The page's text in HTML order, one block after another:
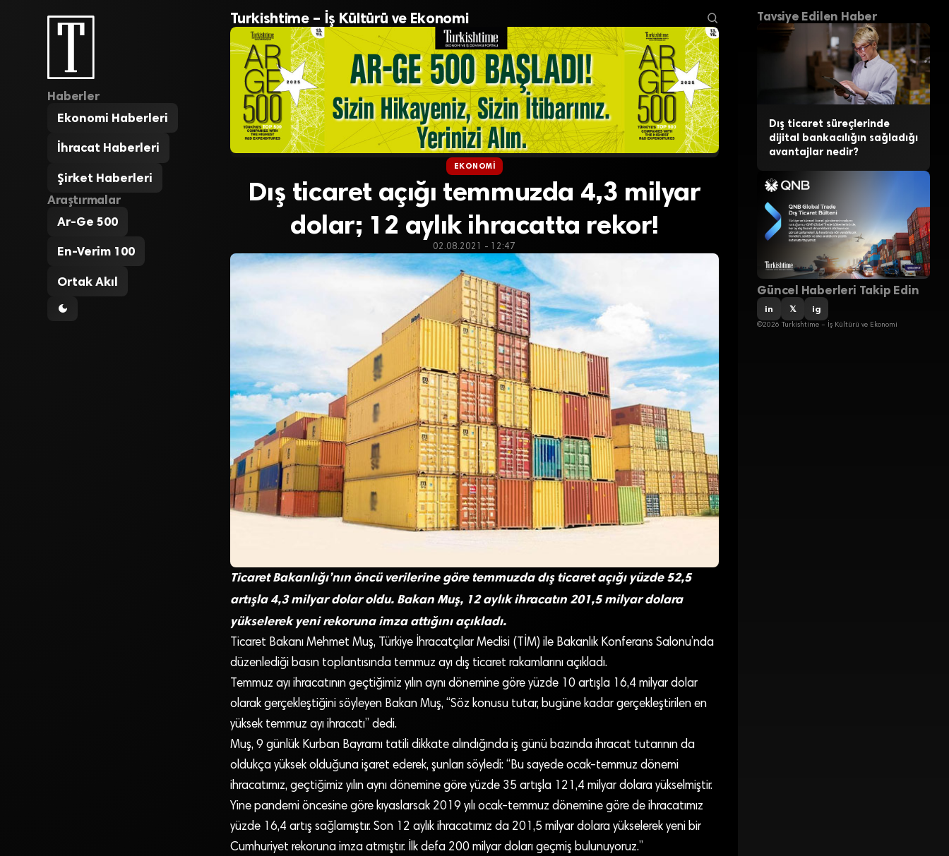
Haberler
Ekonomi Haberleri
İhracat Haberleri
Şirket Haberleri
Araştırmalar
Ar-Ge 500
En-Verim 100
Ortak Akıl
Turkishtime – İş Kültürü ve Ekonomi
EKONOMI
Dış ticaret açığı temmuzda 4,3 milyar
dolar; 12 aylık ihracatta rekor!
02.08.2021 - 12:47
Ticaret Bakanlığı’nın öncü verilerine göre temmuzda dış ticaret açığı yüzde 52,5
artışla 4,3 milyar dolar oldu. Bakan Muş, 12 aylık ihracatın 201,5 milyar dolara
yükselerek yeni rekoruna imza attığını açıkladı.
Ticaret Bakanı Mehmet Muş, Türkiye İhracatçılar Meclisi (TİM) ile Bakanlık Konferans Salonu’nda
düzenlediği basın toplantısında temmuz ayı dış ticaret rakamlarını açıkladı.
Temmuz ayı ihracatının geçtiğimiz yılın aynı dönemine göre yüzde 10 artışla 16,4 milyar dolar
olarak gerçekleştiğini söyleyen Bakan Muş, “Söz konusu tutar, bugüne kadar gerçekleştirilen en
yüksek temmuz ayı ihracatı” dedi.
Muş, 9 günlük Kurban Bayramı tatili dikkate alındığında iş günü bazında ihracat tutarının da
oldukça yüksek olduğuna işaret ederek, şunları söyledi: “Bu sayede ocak-temmuz dönemi
ihracatımız, geçtiğimiz yılın aynı dönemine göre yüzde 35 artışla 121,4 milyar dolara yükselmiştir.
Yine pandemi öncesine göre kıyaslarsak 2019 yılı ocak-temmuz dönemine göre de ihracatımız
yüzde 16,4 artış sağlamıştır. Son 12 aylık ihracatımız da 201,5 milyar dolara yükselerek yeni bir
Cumhuriyet rekoruna imza atmıştır. İlk defa 200 milyar doları geçmiş bulunuyoruz.”
Tavsiye Edilen Haber
Dış ticaret süreçlerinde
dijital bankacılığın sağladığı
avantajlar nedir?
Güncel Haberleri Takip Edin
in 𝕏 ig
©2026 Turkishtime – İş Kültürü ve Ekonomi